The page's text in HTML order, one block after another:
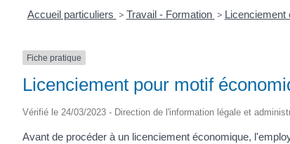
Accueil particuliers > Travail - Formation > Licenciement
Fiche pratique
Licenciement pour motif
Vérifié le 24/03/2023 - Direction de l'information légale et
Avant de procéder à un licenciement économique,